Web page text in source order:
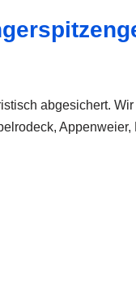
abgesichert.